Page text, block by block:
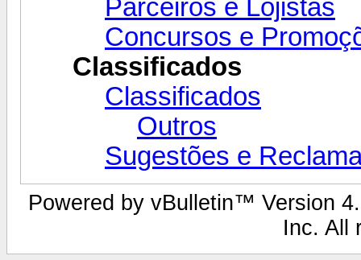
Parceiros e Lojistas
Concursos e
Classificados
Classificados
Outros
Sugestões e
Powered by vBulletin™ Version
Inc. All